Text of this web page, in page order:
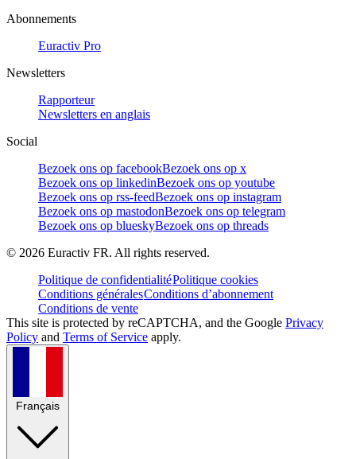
Abonnements
Euractiv Pro
Newsletters
Rapporteur
Newsletters en anglais
Social
Bezoek ons op facebookBezoek ons op x
Bezoek ons op linkedinBezoek ons op youtube
Bezoek ons op rss-feedBezoek ons op instagram
Bezoek ons op mastodonBezoek ons op telegram
Bezoek ons op blueskyBezoek ons op threads
© 2026 Euractiv FR. All rights reserved.
Politique de confidentialitéPolitique cookies
Conditions généralesConditions d’abonnement
Conditions de vente
This site is protected by reCAPTCHA, and the Google Privacy
Policy and Terms of Service apply.
Français